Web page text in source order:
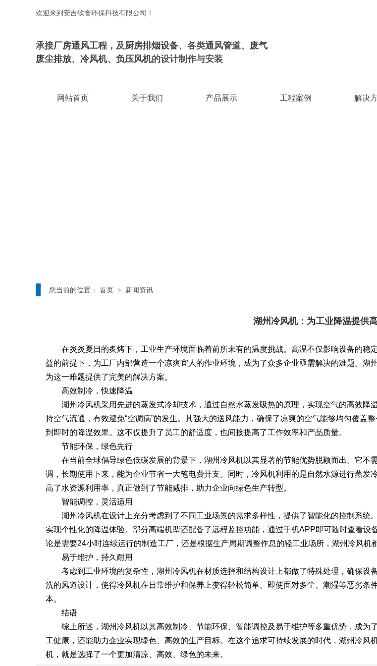
承接厂房通风工程 ，及厨房排烟设备、各类通风管道、 废气
废尘排放、 冷风机、 负压风机的设计制作与安装
欢迎来到安吉钦誉环保科技有限公司！
网站首页 关于我们 产品展示 工程案例 解决
您当前的位置： 首页 > 新闻资讯
湖州冷风机：为工业降温提供
在炎炎夏日的炙烤下，工业生产环境面临着前所未有的温度挑战。高温不仅影响设备的稳
益的前提下，为工厂内部营造一个凉爽宜人的作业环境，成为了众多企业亟需解决的难题。湖
为这一难题提供了完美的解决方案。
高效制冷，快速降温
湖州冷风机采用先进的蒸发式冷却技术，通过自然水蒸发吸热的原理，实现空气的高效降
持空气流通，有效避免“空调病”的发生。其强大的送风能力，确保了凉爽的空气能够均匀覆盖
到即时的降温效果。这不仅提升了员工的舒适度，也间接提高了工作效率和产品质量。
节能环保，绿色先行
在当前全球倡导绿色低碳发展的背景下，湖州冷风机以其显著的节能优势脱颖而出。它不
调，长期使用下来，能为企业节省一大笔电费开支。同时，冷风机利用的是自然水源进行蒸
高了水资源利用率，真正做到了节能减排，助力企业向绿色生产转型。
智能调控，灵活适用
湖州冷风机在设计上充分考虑到了不同工业场景的需求多样性，提供了智能化的控制系统
实现个性化的降温体验。部分高端机型还配备了远程监控功能，通过手机APP即可随时查看
论是需要24小时连续运行的制造工厂，还是根据生产周期调整作息的轻工业场所，湖州冷风机
易于维护，持久耐用
考虑到工业环境的复杂性，湖州冷风机在材质选择和结构设计上都做了特殊处理，确保设
洗的风道设计，使得冷风机在日常维护和保养上变得轻松简单。即使面对多尘、潮湿等恶劣
本。
结语
综上所述，湖州冷风机以其高效制冷、节能环保、智能调控及易于维护等多重优势，成为
工健康，还能助力企业实现绿色、高效的生产目标。在这个追求可持续发展的时代，湖州冷
机，就是选择了一个更加清凉、高效、绿色的未来。